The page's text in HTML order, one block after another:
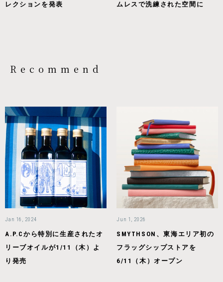
レクションを発表
ムレスで洗練された空間に
Recommend
Jan 16, 2024
A.P.Cから特別に生産されたオ
リーブオイルが1/11（木）よ
り発売
Jun 1, 2026
SMYTHSON、東海エリア初の
フラッグシップストアを
6/11（木）オープン